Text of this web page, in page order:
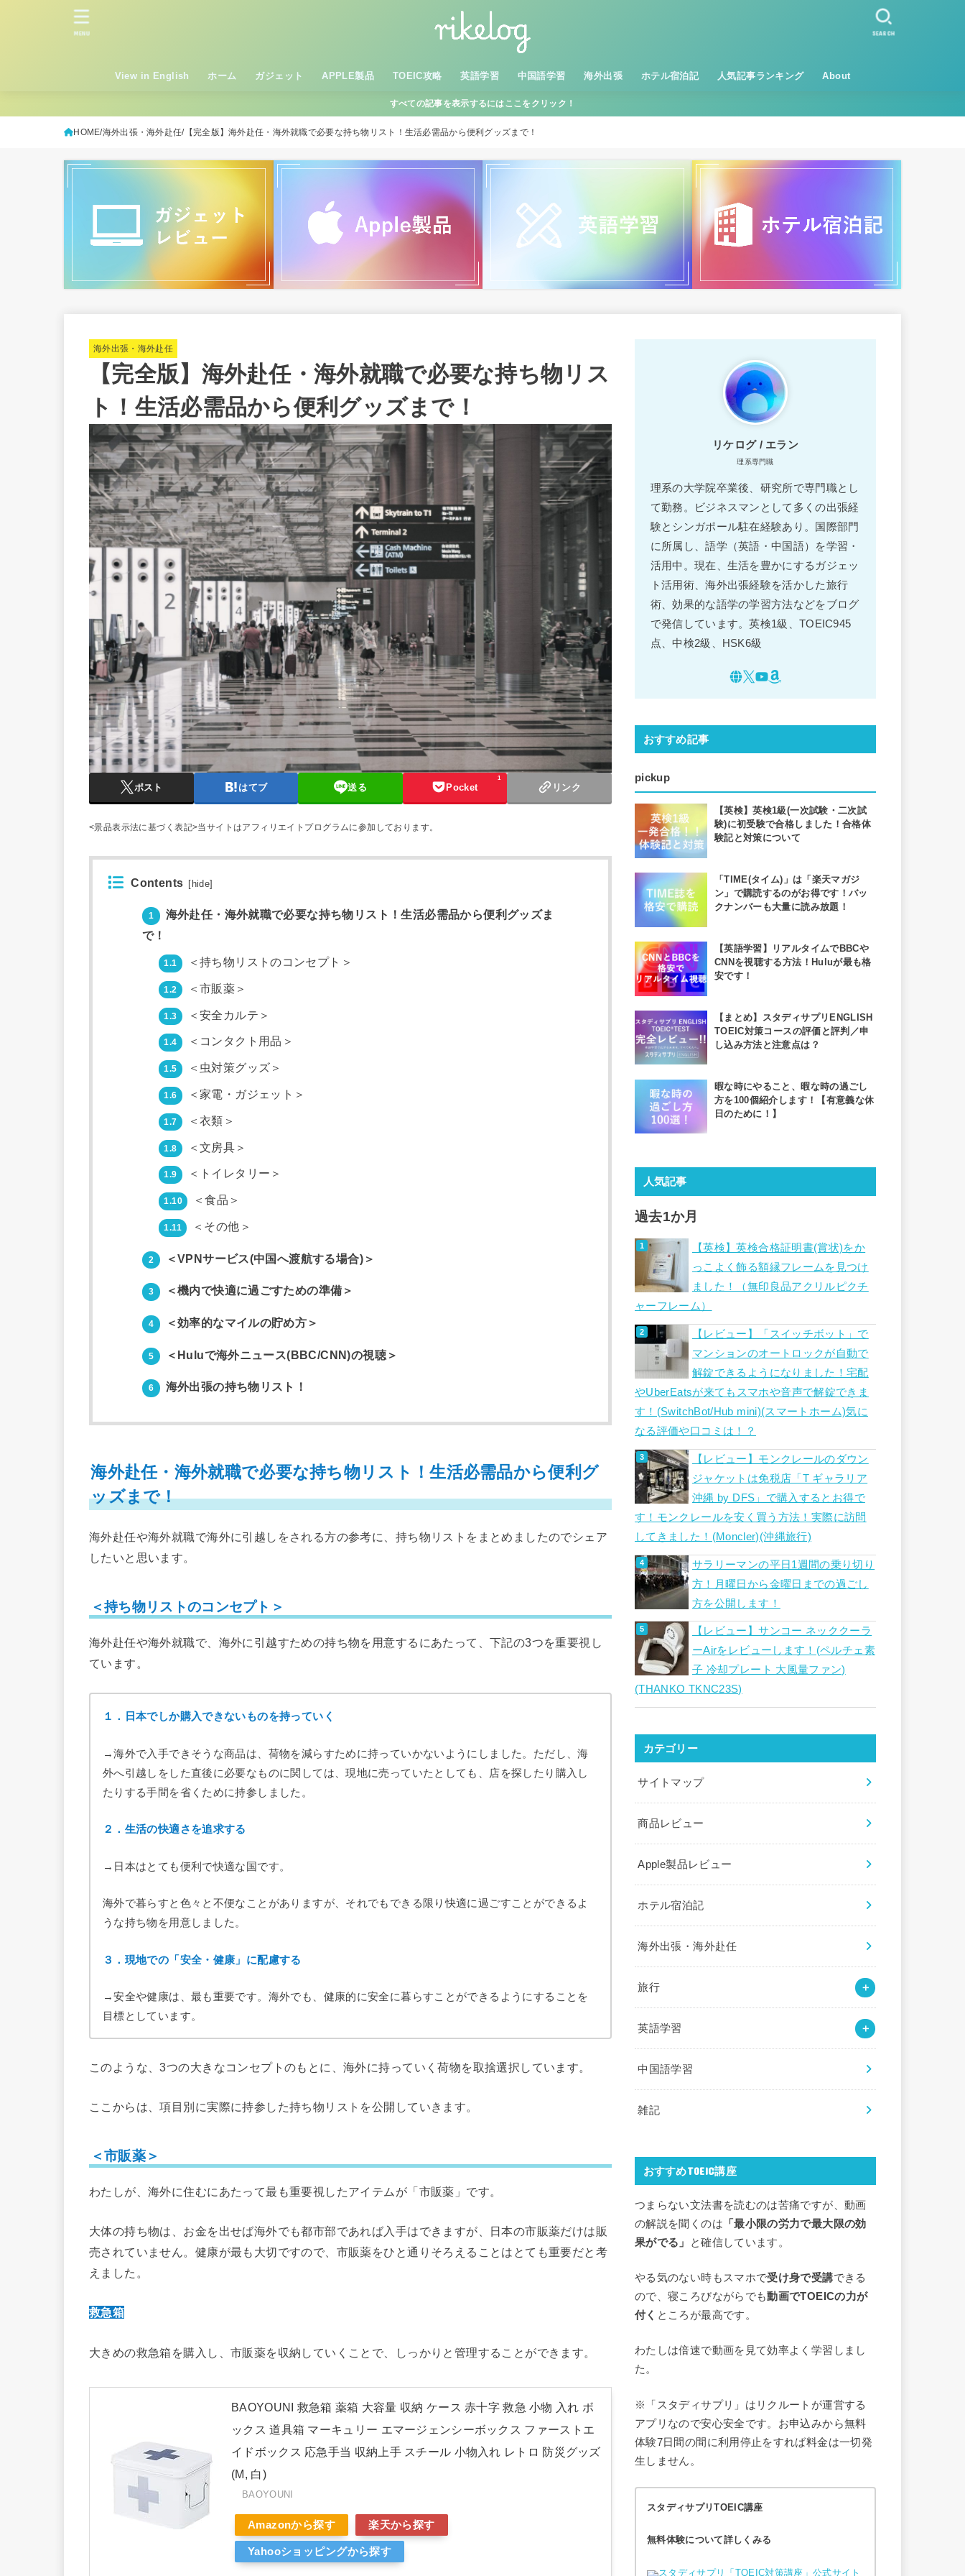
View in English ホーム ガジェット APPLE製品 TOEIC攻略 英語学習 中国語学習 海外出張 ホテル宿泊記 人気記事ランキング About
SEARCH
MENU
すべての記事を表示するにはここをクリック！
HOME 海外出張・海外赴任 【完全版】海外赴任・海外就職で必要な持ち物リスト！生活必需品から便利グッズまで！
海外出張・海外赴任
【完全版】海外赴任・海外就職で必要な持ち物リス
ト！生活必需品から便利グッズまで！
ポスト はてブ 送る Pocket
1
リンク
<景品表示法に基づく表記>当サイトはアフィリエイトプログラムに参加しております。
Contents [ hide]
1
海外赴任・海外就職で必要な持ち物リスト！生活必需品から便利グッズま
で！
1.1 ＜持ち物リストのコンセプト＞
1.2 ＜市販薬＞
1.3 ＜安全カルテ＞
1.4 ＜コンタクト用品＞
1.5 ＜虫対策グッズ＞
1.6 ＜家電・ガジェット＞
1.7 ＜衣類＞
1.8 ＜文房具＞
1.9 ＜トイレタリー＞
1.10 ＜食品＞
1.11 ＜その他＞
2 ＜VPNサービス(中国へ渡航する場合)＞
3 ＜機内で快適に過ごすための準備＞
4 ＜効率的なマイルの貯め方＞
5 ＜Huluで海外ニュース(BBC/CNN)の視聴＞
6 海外出張の持ち物リスト！
海外赴任・海外就職で必要な持ち物リスト！生活必需品から便利グ
ッズまで！
海外赴任や海外就職で海外に引越しをされる方の参考に、持ち物リストをまとめましたのでシェア
したいと思います。
＜持ち物リストのコンセプト＞
海外赴任や海外就職で、海外に引越すための持ち物を用意するにあたって、下記の3つを重要視し
ています。
１．日本でしか購入できないものを持っていく
→海外で入手できそうな商品は、荷物を減らすために持っていかないようにしました。ただし、海
外へ引越しをした直後に必要なものに関しては、現地に売っていたとしても、店を探したり購入し
たりする手間を省くために持参しました。
２．生活の快適さを追求する
→日本はとても便利で快適な国です。
海外で暮らすと色々と不便なことがありますが、それでもできる限り快適に過ごすことができるよ
うな持ち物を用意しました。
３．現地での「安全・健康」に配慮する
→安全や健康は、最も重要です。海外でも、健康的に安全に暮らすことができるようにすることを
目標としています。
このような、3つの大きなコンセプトのもとに、海外に持っていく荷物を取捨選択しています。
ここからは、項目別に実際に持参した持ち物リストを公開していきます。
＜市販薬＞
わたしが、海外に住むにあたって最も重要視したアイテムが「市販薬」です。
大体の持ち物は、お金を出せば海外でも都市部であれば入手はできますが、日本の市販薬だけは販
売されていません。健康が最も大切ですので、市販薬をひと通りそろえることはとても重要だと考
えました。
救急箱
大きめの救急箱を購入し、市販薬を収納していくことで、しっかりと管理することができます。
BAOYOUNI 救急箱 薬箱 大容量 収納 ケース 赤十字 救急 小物 入れ ボ
ックス 道具箱 マーキュリー エマージェンシーボックス ファーストエ
イドボックス 応急手当 収納上手 スチール 小物入れ レトロ 防災グッズ
(M, 白)
BAOYOUNI
Amazonから探す 楽天から探す
Yahooショッピングから探す
リケログ / エラン
理系専門職
理系の大学院卒業後、研究所で専門職とし
て勤務。ビジネスマンとして多くの出張経
験とシンガポール駐在経験あり。国際部門
に所属し、語学（英語・中国語）を学習・
活用中。現在、生活を豊かにするガジェッ
ト活用術、海外出張経験を活かした旅行
術、効果的な語学の学習方法などをブログ
で発信しています。英検1級、TOEIC945
点、中検2級、HSK6級
おすすめ記事
pickup
【英検】英検1級(一次試験・二次試
験)に初受験で合格しました！合格体
験記と対策について
「TIME(タイム)」は「楽天マガジ
ン」で購読するのがお得です！バッ
クナンバーも大量に読み放題！
【英語学習】リアルタイムでBBCや
CNNを視聴する方法！Huluが最も格
安です！
【まとめ】スタディサプリENGLISH
TOEIC対策コースの評価と評判／申
し込み方法と注意点は？
暇な時にやること、暇な時の過ごし
方を100個紹介します！【有意義な休
日のために！】
人気記事
過去1か月
【英検】英検合格証明書(賞状)をか
っこよく飾る額縁フレームを見つけ
ました！（無印良品アクリルピクチ
ャーフレーム）
【レビュー】「スイッチボット」で
マンションのオートロックが自動で
解錠できるようになりました！宅配
やUberEatsが来てもスマホや音声で解錠できま
す！(SwitchBot/Hub mini)(スマートホーム)気に
なる評価や口コミは！？
【レビュー】モンクレールのダウン
ジャケットは免税店「T ギャラリア
沖縄 by DFS」で購入するとお得で
す！モンクレールを安く買う方法！実際に訪問
してきました！(Moncler)(沖縄旅行)
サラリーマンの平日1週間の乗り切り
方！月曜日から金曜日までの過ごし
方を公開します！
【レビュー】サンコー ネッククーラ
ーAirをレビューします！(ペルチェ素
子 冷却プレート 大風量ファン)
(THANKO TKNC23S)
カテゴリー
サイトマップ
商品レビュー
Apple製品レビュー
ホテル宿泊記
海外出張・海外赴任
旅行
英語学習
中国語学習
雑記
おすすめTOEIC講座
つまらない文法書を読むのは苦痛ですが、動画
の解説を聞くのは 「最小限の労力で最大限の効
果がでる」
と確信しています。
やる気のない時もスマホで受け身で受講できる
ので、寝ころびながらでも動画でTOEICの力が
付く ところが最高です。
わたしは倍速で動画を見て効率よく学習しまし
た。
※「スタディサプリ」はリクルートが運営する
アプリなので安心安全です。お申込みから無料
体験7日間の間に利用停止をすれば料金は一切発
生しません。
スタディサプリTOEIC講座
無料体験について詳しくみる
スタディサプリ「TOEIC対策講座」公式サイト